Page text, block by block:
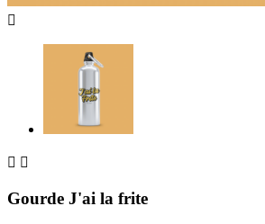

 
Gourde J'ai la frite